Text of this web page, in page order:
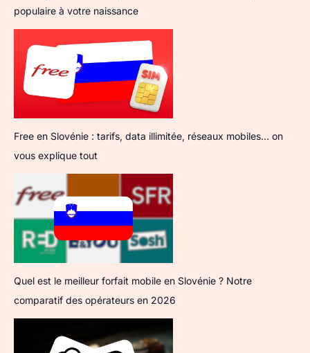
populaire à votre naissance
Free en Slovénie : tarifs, data illimitée, réseaux mobiles… on
vous explique tout
Quel est le meilleur forfait mobile en Slovénie ? Notre
comparatif des opérateurs en 2026